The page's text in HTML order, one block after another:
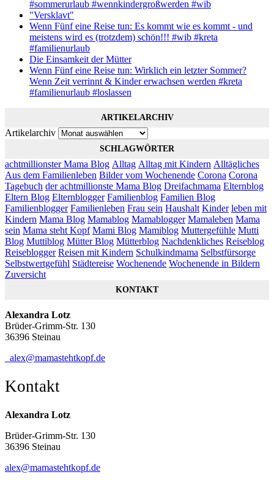
#sommerurlaub #wennkindergroßwerden #wib
"Versklavt"
Wenn Fünf eine Reise tun: Es kommt wie es kommt - und
meistens wird es (trotzdem) schön!!! #wib #kreta
#familienurlaub
Die Einsamkeit der Mütter
Wenn Fünf eine Reise tun: Wirklich ein letzter Sommer?
Wenn Zeit verrinnt & Kinder erwachsen werden #kreta
#familienurlaub #loslassen
ARTIKELARCHIV
Artikelarchiv
SCHLAGWÖRTER
achtmillionster Mama Blog Alltag Alltag mit Kindern Alltägliches
Aus dem Familienleben Bilder vom Wochenende Corona Corona
Tagebuch der achtmillionste Mama Blog Dreifachmama Elternblog
Eltern Blog Elternblogger Familienblog Familien Blog
Familienblogger Familienleben Frau sein Haushalt Kinder leben mit
Kindern Mama Blog Mamablog Mamablogger Mamaleben Mama
sein Mama steht Kopf Mami Blog Mamiblog Muttergefühle Mutti
Blog Muttiblog Mütter Blog Mütterblog Nachdenkliches Reiseblog
Reiseblogger Reisen mit Kindern Schulkindmama Selbstfürsorge
Selbstwertgefühl Städtereise Wochenende Wochenende in Bildern
Zuversicht
KONTAKT
Alexandra Lotz
Brüder-Grimm-Str. 130
36396 Steinau
alex@mamastehtkopf.de
Kontakt
Alexandra Lotz
Brüder-Grimm-Str. 130
36396 Steinau
alex@mamastehtkopf.de